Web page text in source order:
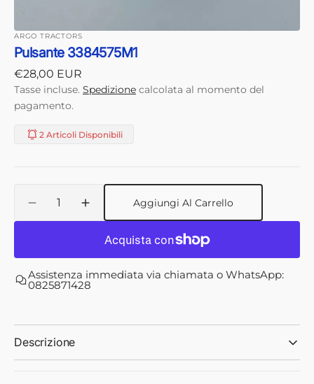
ARGO TRACTORS
Pulsante 3384575M1
Prezzo
di
listino
€28,00 EUR
Tasse incluse. Spedizione calcolata al momento del
pagamento.
2 Articoli Disponibili
Diminuisci
quantità
3384575M1
Aumenta
quantità
3384575M1
Aggiungi Al Carrello
Assistenza immediata via chiamata o WhatsApp:
0825871428
Descrizione